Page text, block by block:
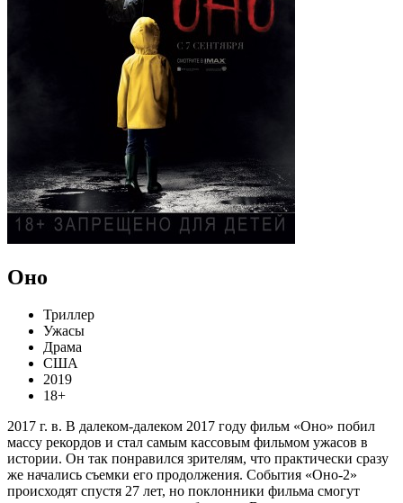
Оно
Триллер
Ужасы
Драма
США
2019
18+
2017 г. в. В далеком-далеком 2017 году фильм «Оно» побил
массу рекордов и стал самым кассовым фильмом ужасов в
истории. Он так понравился зрителям, что практически сразу
же начались съемки его продолжения. События «Оно-2»
происходят спустя 27 лет, но поклонники фильма смогут